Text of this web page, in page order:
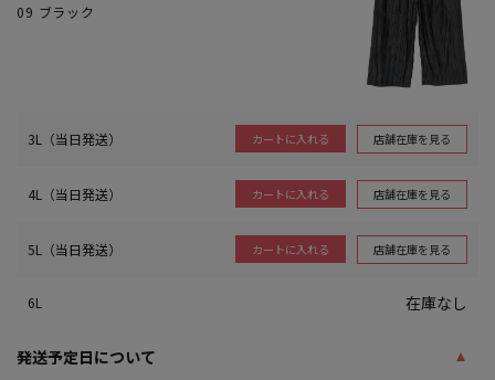
09 ブラック
3L（当日発送） カートに入れる 店舗在庫を見る
4L（当日発送） カートに入れる 店舗在庫を見る
5L（当日発送） カートに入れる 店舗在庫を見る
6L 在庫なし
発送予定日について